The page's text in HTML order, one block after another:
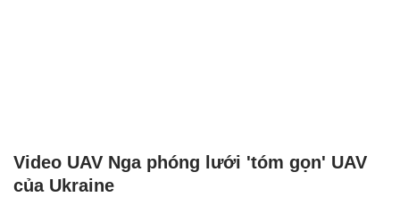
Video UAV Nga phóng lưới 'tóm gọn' UAV
của Ukraine